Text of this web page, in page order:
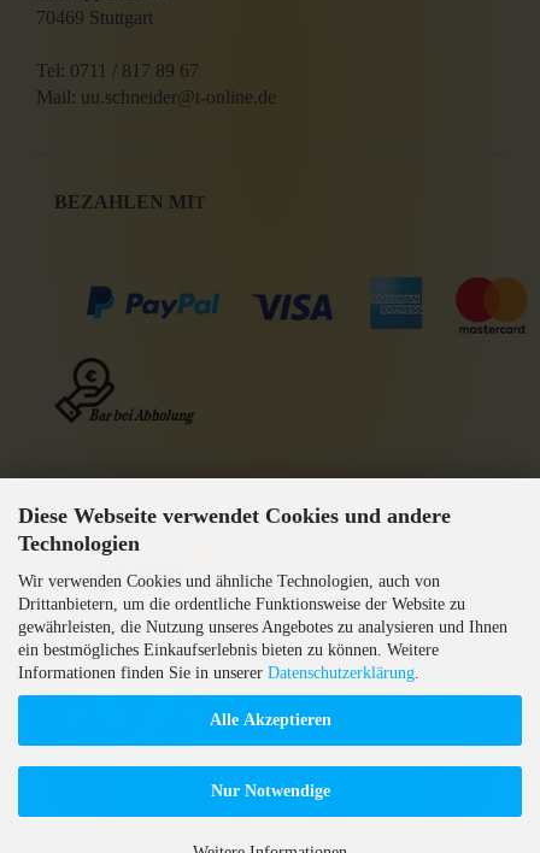
Diese Webseite verwendet Cookies und andere
Technologien
Wir verwenden Cookies und ähnliche Technologien, auch von
Drittanbietern, um die ordentliche Funktionsweise der Website zu
gewährleisten, die Nutzung unseres Angebotes zu analysieren und Ihnen
ein bestmögliches Einkaufserlebnis bieten zu können. Weitere
Informationen finden Sie in unserer Datenschutzerklärung
Alle Akzeptieren
Nur Notwendige
70469 Stuttgart
Tel: 0711 / 817 89 67
Mail: uu.schneider@t-online.de
BEZAHLEN MIT
GEPRÜFTE AGB